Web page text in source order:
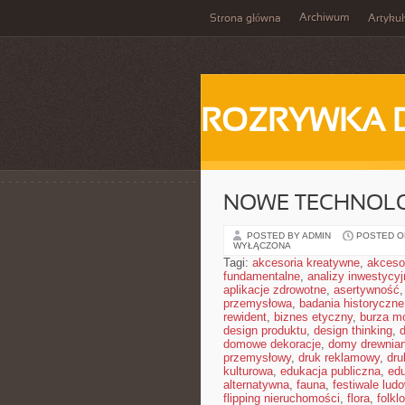
Strona główna Archiwum
ROZRYWKA
NOWE
POSTED BY ADMIN POSTED
WYŁĄCZONA
Tagi: akcesoria kreatywne,
fundamentalne, analizy
aplikacje zdrowotne, asertywność,
przemysłowa, badania historyczne
rewident, biznes etyczny, burza
design produktu, design thinking,
domowe dekoracje, domy
przemysłowy, druk reklamowy,
kulturowa, edukacja publiczna,
alternatywna, fauna, festiwale
flipping nieruchomości, flora,